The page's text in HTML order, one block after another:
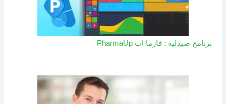
برنامج صيدلية : فارما اب PharmaUp​